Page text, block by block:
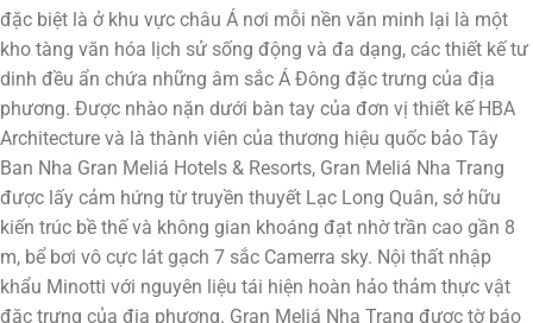
đặc biệt là ở khu vực châu Á nơi mỗi nền văn minh lại là một
kho tàng văn hóa lịch sử sống động và đa dạng, các thiết kế tư
dinh đều ẩn chứa những âm sắc Á Đông đặc trưng của địa
phương. Được nhào nặn dưới bàn tay của đơn vị thiết kế HBA
Architecture và là thành viên của thương hiệu quốc bảo Tây
Ban Nha Gran Meliá Hotels & Resorts, Gran Meliá Nha Trang
được lấy cảm hứng từ truyền thuyết Lạc Long Quân, sở hữu
kiến trúc bề thế và không gian khoáng đạt nhờ trần cao gần 8
m, bể bơi vô cực lát gạch 7 sắc Camerra sky. Nội thất nhập
khẩu Minotti với nguyên liệu tái hiện hoàn hảo thảm thực vật
đặc trưng của địa phương. Gran Meliá Nha Trang được tờ báo